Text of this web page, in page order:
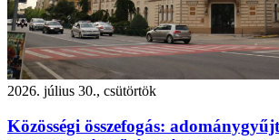
2026. július 30., csütörtök
Közösségi összefogás: